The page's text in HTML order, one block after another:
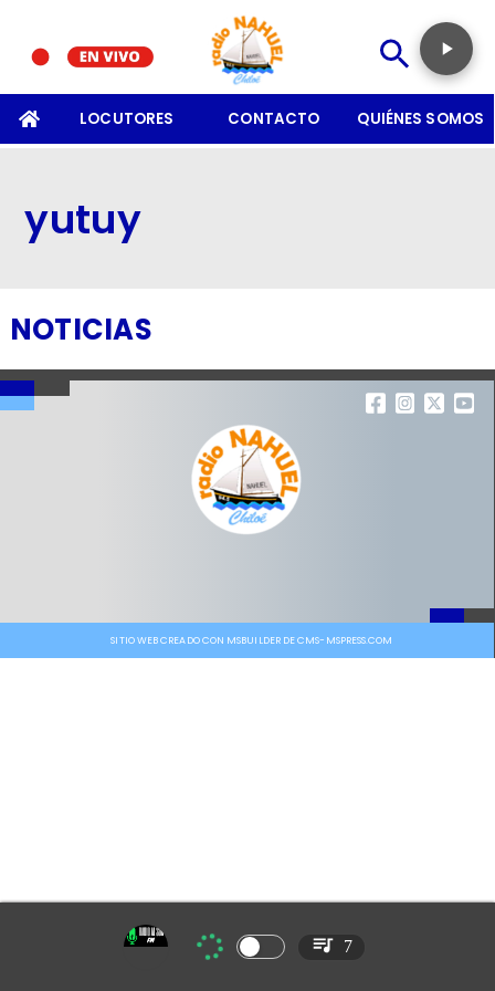
LOCUTORES CONTACTO QUIÉNES SOMOS
yutuy
NOTICIAS
SITIO WEB CREADO CON MSBUILDER DE CMS-MSPRESS.COM
7